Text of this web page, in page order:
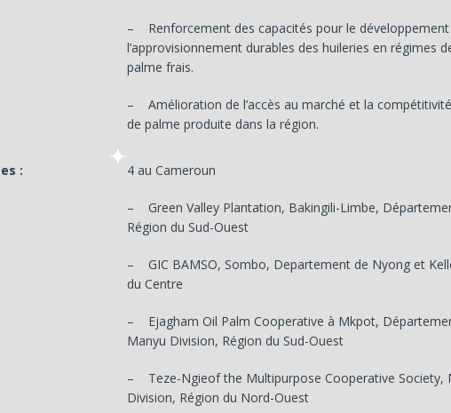
– Renforcement des capacités pour le
l’approvisionnement durables des huileries en régimes
palme frais.
– Amélioration de l’accès au marché et la compétitivité
de palme produite dans la région.
: 4 au Cameroun
– Green Valley Plantation, Bakingili-Limbe,
Région du Sud-Ouest
– GIC BAMSO, Sombo, Departement de Nyong et
du Centre
– Ejagham Oil Palm Cooperative à Mkpot,
Manyu Division, Région du Sud-Ouest
– Teze-Ngieof the Multipurpose Cooperative Society,
Division, Région du Nord-Ouest